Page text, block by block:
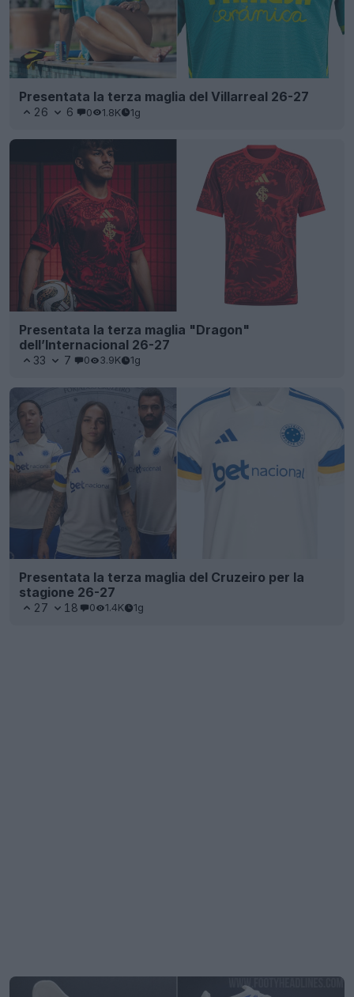
Presentata la terza maglia del Villarreal 26-27
26 6 0 1.8K 1g
Presentata la terza maglia "Dragon"
dell’Internacional 26-27
33 7 0 3.9K 1g
Presentata la terza maglia del Cruzeiro per la
stagione 26-27
27 18 0 1.4K 1g